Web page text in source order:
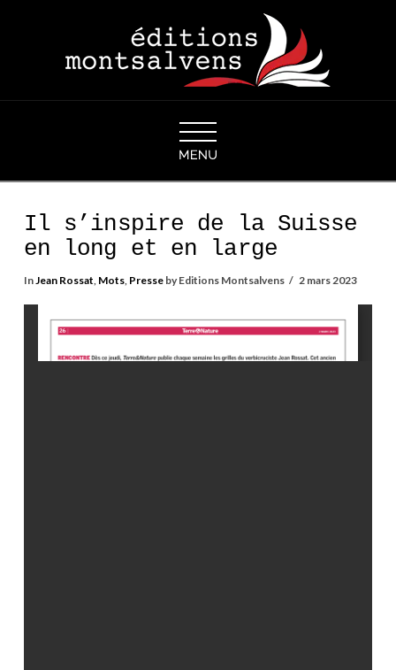
Il s’inspire de la Suisse
en long et en large
InJean Rossat, Mots, Presseby Editions Montsalvens 2 mars 2023